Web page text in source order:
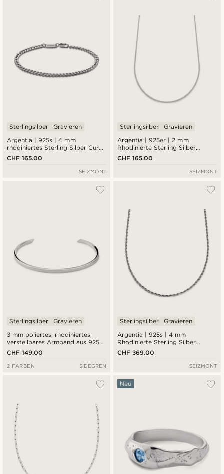
Argentia | 925s | 4 mm
rhodiniertes Sterling Silber Curb
Kettenarmband
Sterlingsilber Gravieren
CHF 165.00
SEIZMONT
Argentia | 925er | 2 mm
Rhodinierte Sterling Silber
Fischgrätenkette Halskette
Sterlingsilber Gravieren
CHF 165.00
SEIZMONT
3 mm poliertes, rhodiniertes,
verstellbares Armband aus 925er
Sterlingsilber
Sterlingsilber Gravieren
CHF 149.00
2 FARBEN SIDEGREN
Argentia | 925s | 4 mm
Rhodinierte Sterling Silber
Seilkette Halskette
Sterlingsilber Gravieren
CHF 369.00
SEIZMONT
Neu